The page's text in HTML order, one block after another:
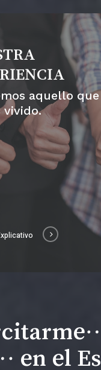
aquello que
vivido.
en el